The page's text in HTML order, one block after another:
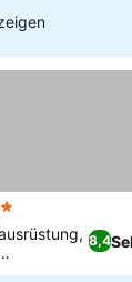
8,4